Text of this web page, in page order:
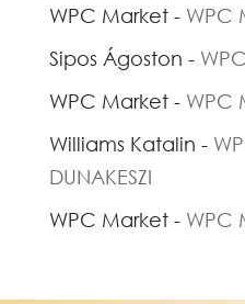
WPC Market- WPC
Sipos Ágoston -
WPC Market- WPC
Williams Katalin -
DUNAKESZI
WPC Market- WPC